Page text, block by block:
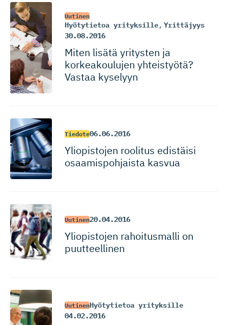
Uutinen
Hyötytietoa yrityksille, Yrittäjyys
30.08.2016
Miten lisätä yritysten ja
korkeakoulujen yhteistyötä?
Vastaa kyselyyn
Tiedote06.06.2016
Yliopistojen roolitus edistäisi
osaamispoh­jaista kasvua
Uutinen20.04.2016
Yliopistojen rahoitusmalli on
puutteellinen
UutinenHyötytietoa yrityksille
04.02.2016